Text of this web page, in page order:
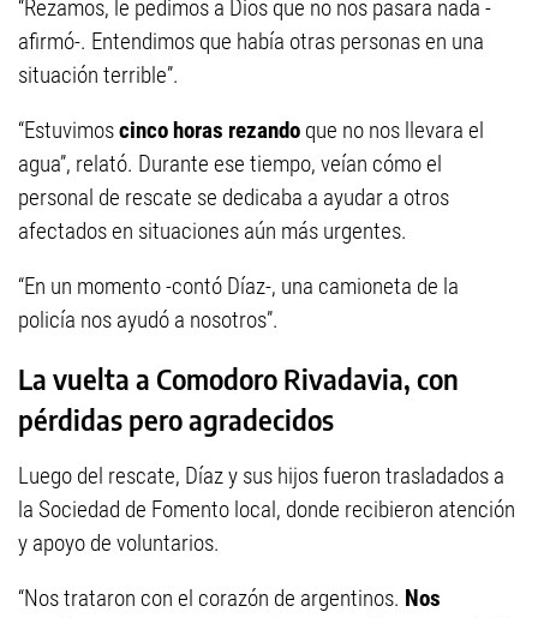
“Rezamos, le pedimos a Dios que no nos pasara nada -
afirmó-. Entendimos que había otras personas en una
situación terrible”.
“Estuvimoscinco horas rezando que no nos llevara el
agua”, relató. Durante ese tiempo, veían cómo el
personal de rescate se dedicaba a ayudar a otros
afectados en situaciones aún más urgentes.
“En un momento -contó Díaz-, una camioneta de la
policía nos ayudó a nosotros”.
La vuelta a Comodoro Rivadavia, con
pérdidas pero agradecidos
Luego del rescate, Díaz y sus hijos fueron trasladados a
la Sociedad de Fomento local, donde recibieron atención
y apoyo de voluntarios.
“Nos trataron con el corazón de argentinos. Nos